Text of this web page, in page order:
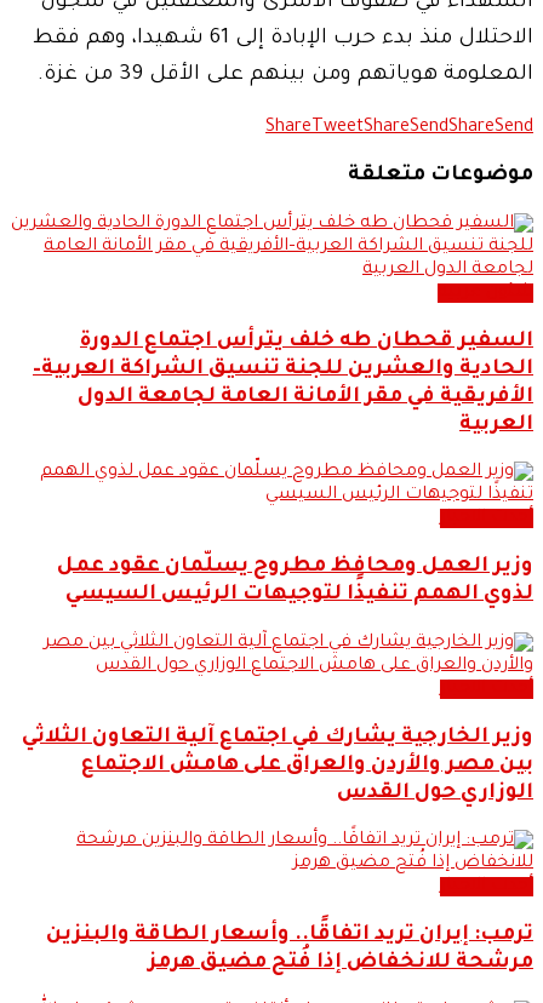
الاحتلال منذ بدء حرب الإبادة إلى 61 شهيدا، وهم فقط
المعلومة هوياتهم ومن بينهم على الأقل 39 من غزة.
ShareTweetShareSendShareSend
موضوعات متعلقة
السفير قحطان طه خلف يترأس اجتماع الدورة
الحادية والعشرين للجنة تنسيق الشراكة العربية–
الأفريقية في مقر الأمانة العامة لجامعة الدول
العربية
وزير العمل ومحافظ مطروح يسلّمان عقود عمل
لذوي الهمم تنفيذًا لتوجيهات الرئيس السيسي
وزير الخارجية يشارك في اجتماع آلية التعاون الثلاثي
بين مصر والأردن والعراق على هامش الاجتماع
الوزاري حول القدس
ترمب: إيران تريد اتفاقًا.. وأسعار الطاقة والبنزين
مرشحة للانخفاض إذا فُتح مضيق هرمز